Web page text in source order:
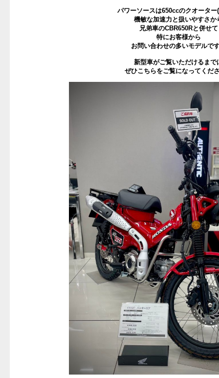
パワーソースは650ccのクオーター
機敏な加速力と扱いやすさか
兄弟車のCBR650Rと併せて
特にお客様から
お問い合わせの多いモデルで
新型車がご覧いただけるまで
ぜひこちらをご覧になってくだ